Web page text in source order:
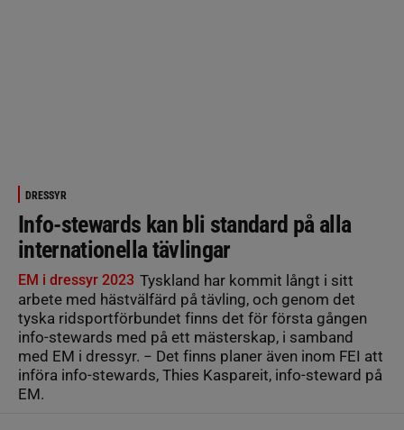
DRESSYR
Info-stewards kan bli standard på alla
internationella tävlingar
EM i dressyr 2023 Tyskland har kommit långt i sitt
arbete med hästvälfärd på tävling, och genom det
tyska ridsportförbundet finns det för första gången
info-stewards med på ett mästerskap, i samband
med EM i dressyr. − Det finns planer även inom FEI att
införa info-stewards, Thies Kaspareit, info-steward på
EM.